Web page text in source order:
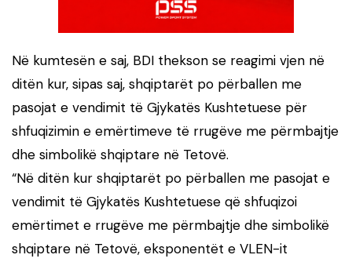
Në kumtesën e saj, BDI thekson se reagimi vjen në
ditën kur, sipas saj, shqiptarët po përballen me
pasojat e vendimit të Gjykatës Kushtetuese për
shfuqizimin e emërtimeve të rrugëve me përmbajtje
dhe simbolikë shqiptare në Tetovë.
“Në ditën kur shqiptarët po përballen me pasojat e
vendimit të Gjykatës Kushtetuese që shfuqizoi
emërtimet e rrugëve me përmbajtje dhe simbolikë
shqiptare në Tetovë, eksponentët e VLEN-it